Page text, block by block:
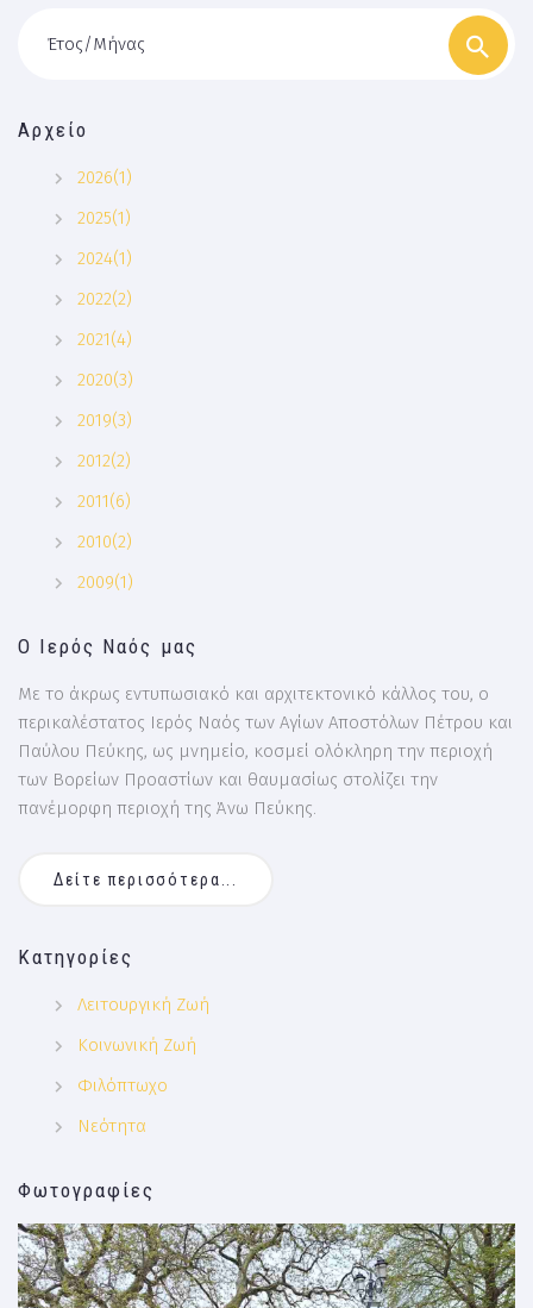
Έτος/Μήνας
Αρχείο
2026(1)
2025(1)
2024(1)
2022(2)
2021(4)
2020(3)
2019(3)
2012(2)
2011(6)
2010(2)
2009(1)
Ο Ιερός Ναός μας
Με το άκρως εντυπωσιακό και αρχιτεκτονικό κάλλος του, ο
περικαλέστατος Ιερός Ναός των Αγίων Αποστόλων Πέτρου και
Παύλου Πεύκης, ως μνημείο, κοσμεί ολόκληρη την περιοχή
των Βορείων Προαστίων και θαυμασίως στολίζει την
πανέμορφη περιοχή της Άνω Πεύκης.
Δείτε περισσότερα...
Κατηγορίες
Λειτουργική Ζωή
Κοινωνική Ζωή
Φιλόπτωχο
Νεότητα
Φωτογραφίες